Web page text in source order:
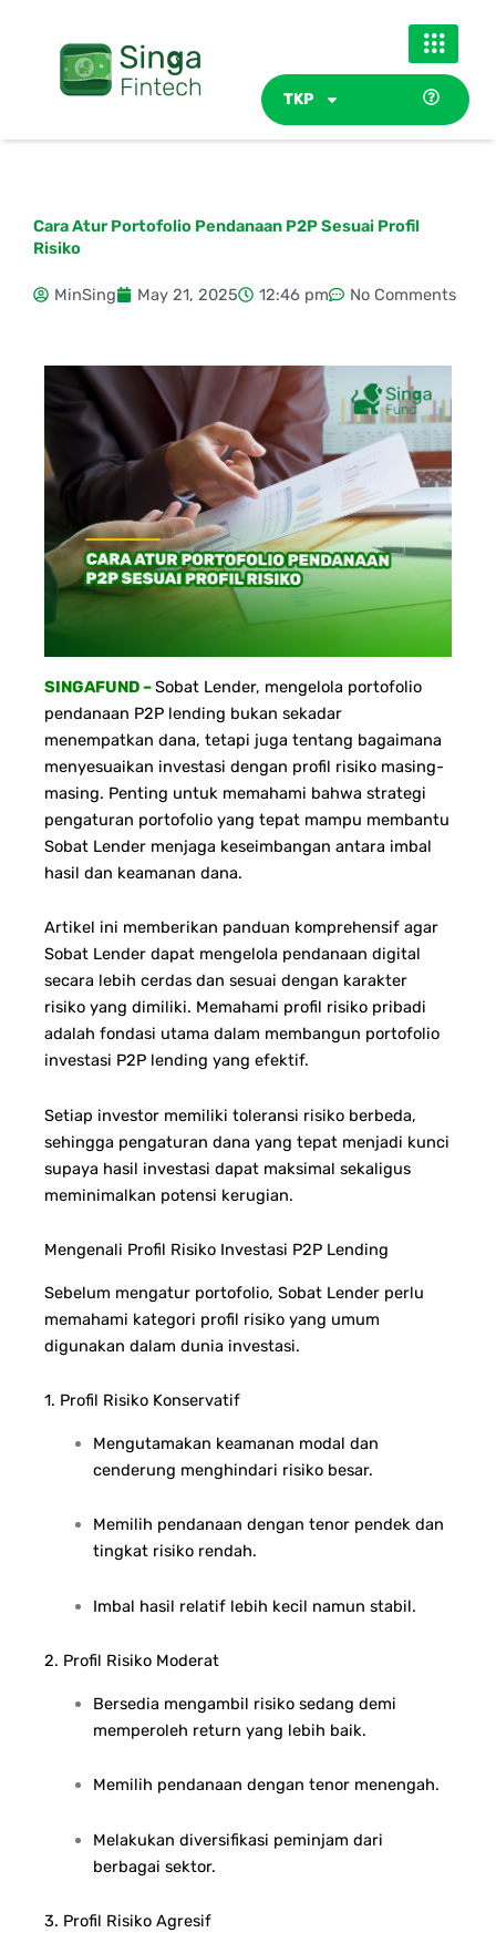
TKP
Cara Atur Portofolio Pendanaan P2P Sesuai Profil
Risiko
MinSing May 21, 2025 12:46 pm No Comments
SINGAFUND –Sobat Lender, mengelola portofolio
pendanaan P2P lending bukan sekadar
menempatkan dana, tetapi juga tentang bagaimana
menyesuaikan investasi dengan profil risiko masing-
masing. Penting untuk memahami bahwa strategi
pengaturan portofolio yang tepat mampu membantu
Sobat Lender menjaga keseimbangan antara imbal
hasil dan keamanan dana.
Artikel ini memberikan panduan komprehensif agar
Sobat Lender dapat mengelola pendanaan digital
secara lebih cerdas dan sesuai dengan karakter
risiko yang dimiliki. Memahami profil risiko pribadi
adalah fondasi utama dalam membangun portofolio
investasi P2P lending yang efektif.
Setiap investor memiliki toleransi risiko berbeda,
sehingga pengaturan dana yang tepat menjadi kunci
supaya hasil investasi dapat maksimal sekaligus
meminimalkan potensi kerugian.
Mengenali Profil Risiko Investasi P2P Lending
Sebelum mengatur portofolio, Sobat Lender perlu
memahami kategori profil risiko yang umum
digunakan dalam dunia investasi.
1. Profil Risiko Konservatif
Mengutamakan keamanan modal dan
cenderung menghindari risiko besar.
Memilih pendanaan dengan tenor pendek dan
tingkat risiko rendah.
Imbal hasil relatif lebih kecil namun stabil.
2. Profil Risiko Moderat
Bersedia mengambil risiko sedang demi
memperoleh return yang lebih baik.
Memilih pendanaan dengan tenor menengah.
Melakukan diversifikasi peminjam dari
berbagai sektor.
3. Profil Risiko Agresif